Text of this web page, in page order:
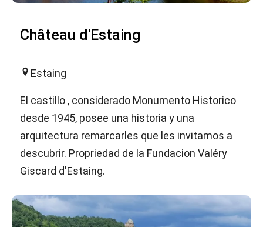
Château d'Estaing
Estaing
El castillo , considerado Monumento Historico
desde 1945, posee una historia y una
arquitectura remarcarles que les invitamos a
descubrir. Propriedad de la Fundacion Valéry
Giscard d'Estaing.